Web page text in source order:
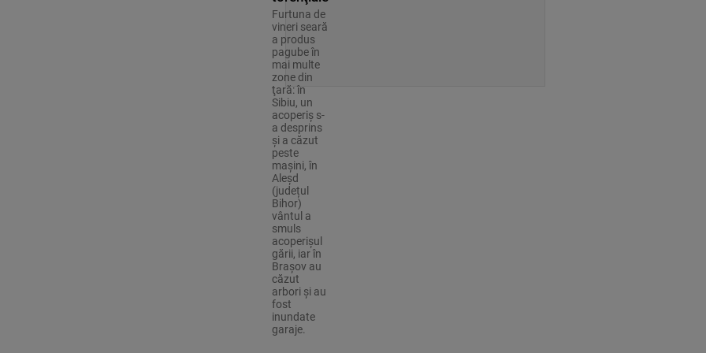
Furtuna de
vineri seară
a produs
pagube în
mai multe
zone din
ţară: în
Sibiu, un
acoperiş s-
a desprins
și a căzut
peste
maşini, în
Aleşd
(județul
Bihor)
vântul a
smuls
acoperişul
gării, iar în
Braşov au
căzut
arbori şi au
fost
inundate
garaje.